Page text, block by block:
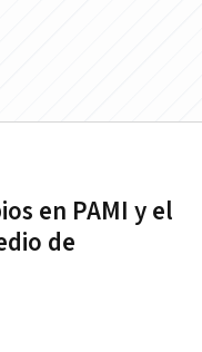
en PAMI y el
de